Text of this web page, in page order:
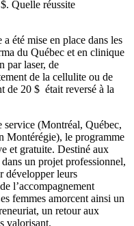
Quelle réussite
été mise en place dans les
du Québec et en clinique
par laser, de
de la cellulite ou de
de 20 $ était reversé à la
(Montréal, Québec,
Montérégie), le programme
et gratuite. Destiné aux
un projet professionnel,
développer leurs
l’accompagnement
femmes amorcent ainsi un
un retour aux
valorisant.